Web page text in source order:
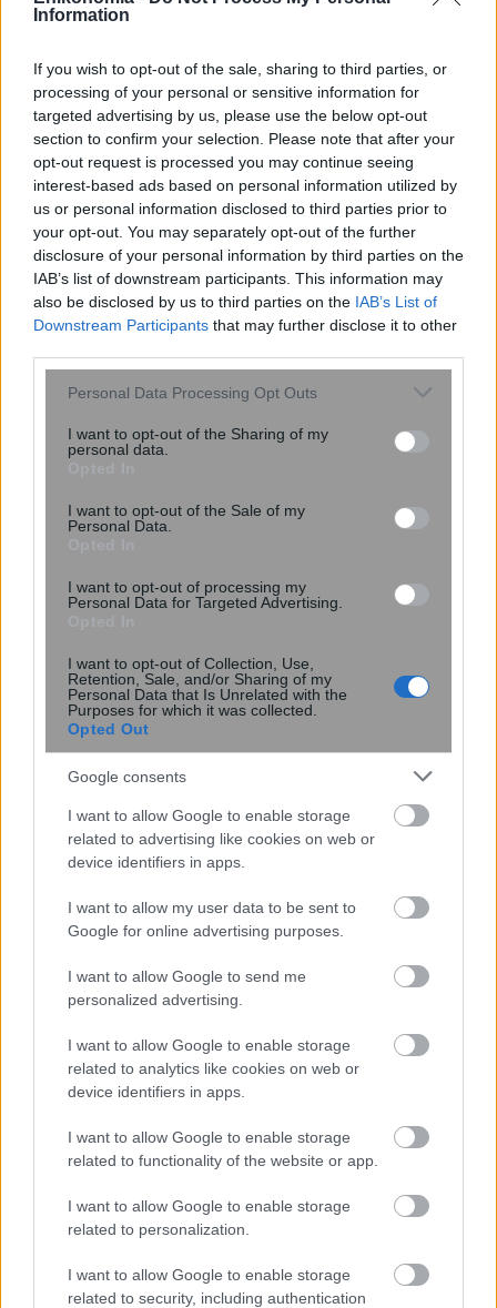
Information
If you wish to opt-out of the sale, sharing to third parties, or
processing of your personal or sensitive information for
targeted advertising by us, please use the below opt-out
section to confirm your selection. Please note that after your
opt-out request is processed you may continue seeing
interest-based ads based on personal information utilized by
us or personal information disclosed to third parties prior to
your opt-out. You may separately opt-out of the further
disclosure of your personal information by third parties on the
IAB’s list of downstream participants. This information may
also be disclosed by us to third parties on the IAB’s List of
Downstream Participants that may further disclose it to other
Please note that this website/app uses one or more Google
not limited to your visit or usage behaviour. You may click to
grant or deny consent to Google and its third-party tags to
consent section.
Personal Data Processing Opt Outs
I want to opt-out of the Sharing of my
personal data.
I want to opt-out of the Sale of my
Personal Data.
I want to opt-out of processing my
Personal Data for Targeted Advertising.
I want to opt-out of Collection, Use,
Retention, Sale, and/or Sharing of my
Personal Data that Is Unrelated with the
Purposes for which it was collected.
Opted Out
Google consents
I want to allow Google to enable storage
related to advertising like cookies on web or
device identifiers in apps.
I want to allow my user data to be sent to
Google for online advertising purposes.
I want to allow Google to send me
personalized advertising.
I want to allow Google to enable storage
related to analytics like cookies on web or
device identifiers in apps.
I want to allow Google to enable storage
related to functionality of the website or app.
I want to allow Google to enable storage
related to personalization.
I want to allow Google to enable storage
related to security, including authentication
Miranda Kerr: Η περίεργη διατροφή
που ακολουθεί το supermodel για να
διατηρείται πάντα αδύνατη: «Τρώω
ελάφι και βίσονα για ...
νανομέτρου τη συμπεριφορά 2D
υλικών
Ψεύτικα PDF και εφαρμογές
συνομιλίας μετατρέπουν υπολογιστές
και Android σε εργαλεία
περισσότερα
, 8 Αυγούστου 2026 Διεθνή